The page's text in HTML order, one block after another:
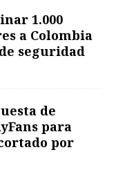
1.000
a Colombia
seguridad
de
para
por